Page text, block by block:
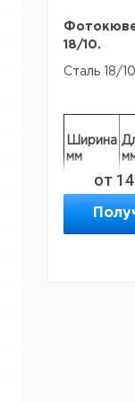
18/10.
Сталь 18/
Ширина
мм
140
190
от